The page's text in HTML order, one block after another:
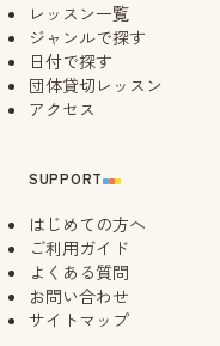
レッスン一覧
ジャンルで探す
日付で探す
団体貸切レッスン
アクセス
SUPPORT
はじめての方へ
ご利用ガイド
よくある質問
お問い合わせ
サイトマップ